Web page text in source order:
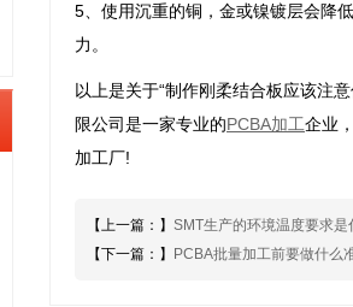
5、使用沉重的铜，金或镍镀层会降
力。
以上是关于“制作刚柔结合板应该注
限公司是一家专业的PCBA加工企业
加工厂!
【上一篇：】 SMT生产的环境温度要求是
【下一篇：】
PCBA批量加工前要做什么